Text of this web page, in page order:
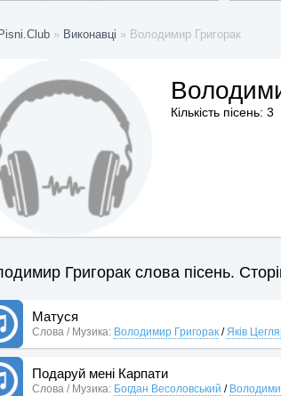
Pisni.Club » Виконавці » Володимир Григорак
Кількість пісень: 3
Григорак слова пісень.
Матуся
Слова / Музика: Володимир Григорак /Яків
Подаруй мені Карпати
Слова / Музика: Богдан Весоловський /